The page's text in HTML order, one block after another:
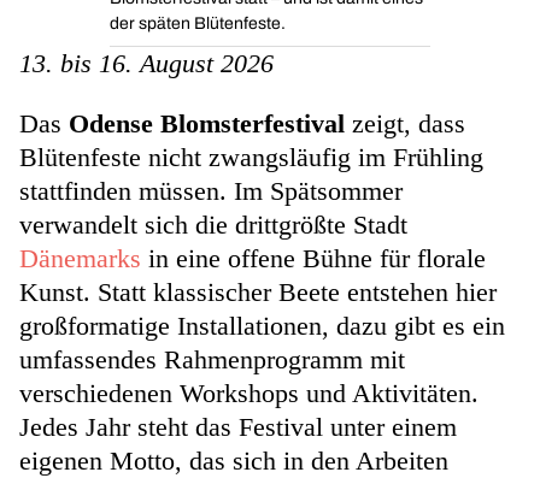
der späten Blütenfeste.
13. bis 16. August 2026
Das Odense Blomsterfestival zeigt, dass
Blütenfeste nicht zwangsläufig im Frühling
stattfinden müssen. Im Spätsommer
verwandelt sich die drittgrößte Stadt
Dänemarks in eine offene Bühne für florale
Kunst. Statt klassischer Beete entstehen hier
großformatige Installationen, dazu gibt es ein
umfassendes Rahmenprogramm mit
verschiedenen Workshops und Aktivitäten.
Jedes Jahr steht das Festival unter einem
eigenen Motto, das sich in den Arbeiten